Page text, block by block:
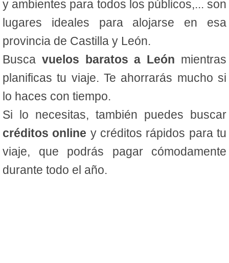
y ambientes para todos los públicos,... son
lugares ideales para alojarse en esa
provincia de Castilla y León.
Busca vuelos baratos a León mientras
planificas tu viaje. Te ahorrarás mucho si
lo haces con tiempo.
Si lo necesitas, también puedes buscar
créditos online y créditos rápidos para tu
viaje, que podrás pagar cómodamente
durante todo el año.